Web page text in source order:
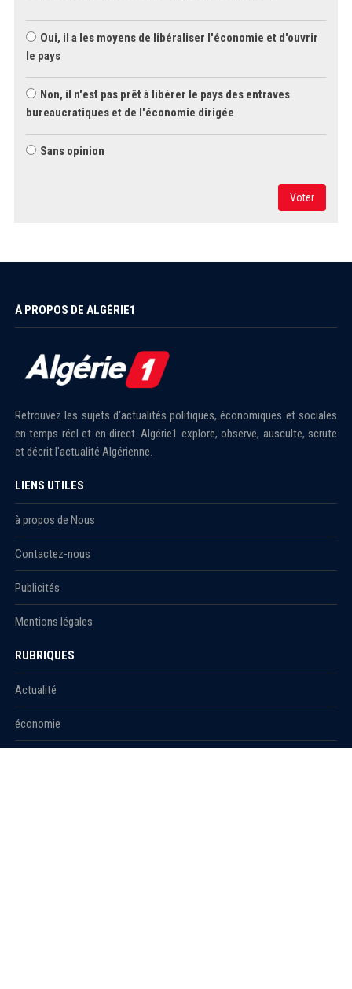
Oui, il a les moyens de libéraliser l'économie et d'ouvrir
le pays
Non, il n'est pas prêt à libérer le pays des entraves
bureaucratiques et de l'économie dirigée
Sans opinion
Voter
À PROPOS DE ALGÉRIE1
Retrouvez les sujets d'actualités politiques, économiques et sociales
en temps réel et en direct. Algérie1 explore, observe, ausculte, scrute
et décrit l'actualité Algérienne.
LIENS UTILES
à propos de Nous
Contactez-nous
Publicités
Mentions légales
RUBRIQUES
Actualité
économie